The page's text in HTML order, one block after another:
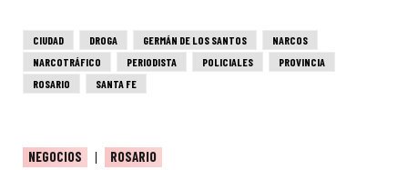
CIUDAD DROGA GERMÁN DE LOS SANTOS
NARCOS
NARCOTRÁFICO
PERIODISTA POLICIALES
PROVINCIA
ROSARIO
SANTA FE